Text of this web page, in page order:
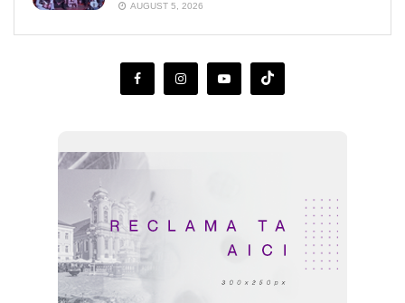
AUGUST 5, 2026